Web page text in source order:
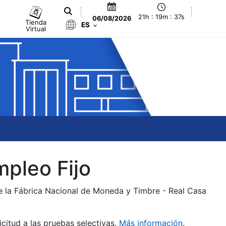
Tienda
Virtual
06/08/2026 21h : 19m : 38s
ES
Fijo
Fábrica Nacional de Moneda y Timbre - Real Casa
a las pruebas selectivas. Más información.